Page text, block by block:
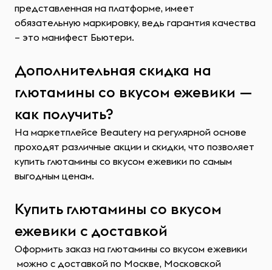
представленная на платформе, имеет
обязательную маркировку, ведь гарантия качества
– это манифест Бьютери.
Дополнительная скидка на
глютамины со вкусом ежевики —
как получить?
На маркетплейсе Beautery на регулярной основе
проходят различные акции и скидки, что позволяет
купить глютамины со вкусом ежевики по самым
выгодным ценам.
Купить глютамины со вкусом
ежевики с доставкой
Оформить заказ на глютамины со вкусом ежевики
можно с доставкой по Москве, Московской